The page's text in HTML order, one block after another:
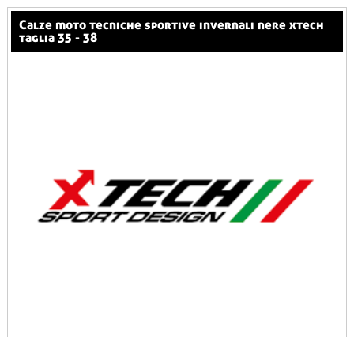
calze moto tecniche sportive invernali nere xtech
taglia 35 - 38